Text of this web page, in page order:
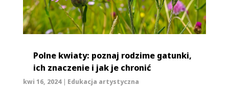
Polne kwiaty: poznaj rodzime gatunki,
ich znaczenie i jak je chronić
kwi 16, 2024| Edukacja artystyczna